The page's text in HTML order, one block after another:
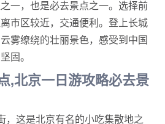
一，也是必去景点之一。选择前
市区较近，交通便利。登上长城
雾缭绕的壮丽景色，感受到中国
固。
,北京一日游攻略必去景
，这是北京有名的小吃集散地之